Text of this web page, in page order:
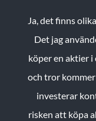
Ja, det finns
Det jag
köper en aktier
och tror
investerar
risken att köpa